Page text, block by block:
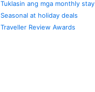
Tuklasin ang mga monthly stay
Seasonal at holiday deals
Traveller Review Awards